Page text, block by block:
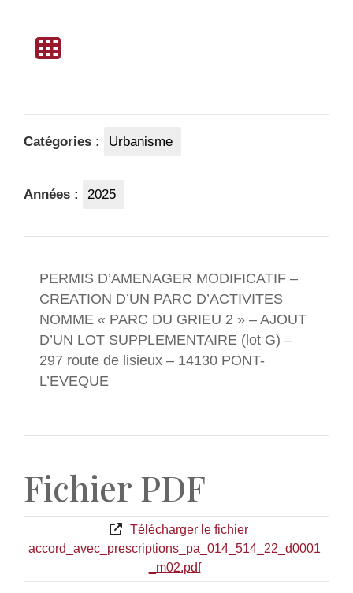
Catégories : Urbanisme
Années : 2025
PERMIS D’AMENAGER MODIFICATIF –
CREATION D’UN PARC D’ACTIVITES
NOMME « PARC DU GRIEU 2 » – AJOUT
D’UN LOT SUPPLEMENTAIRE (lot G) –
297 route de lisieux – 14130 PONT-
L’EVEQUE
Fichier PDF
Télécharger le fichier
accord_avec_prescriptions_pa_014_514_22_d0001
_m02.pdf